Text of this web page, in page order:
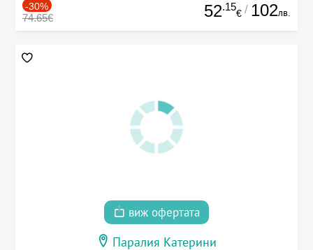
-30%
74.65€ 52.15
€ / 102лв.
виж офертата
Паралия Катерини